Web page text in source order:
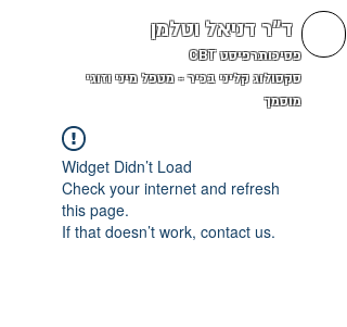
ד"ר דניאל וטלמן
פסיכותרפיסט CBT
סקסולוג קליני בכיר - מטפל מיני וזוגי
מוסמך
Widget Didn’t Load
Check your internet and refresh
this page.
If that doesn’t work, contact us.